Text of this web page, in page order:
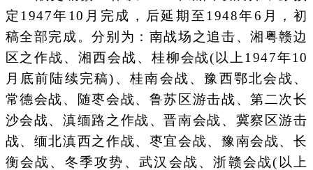
定1947年10月完成，后延期至1948年6月，初
稿全部完成。分别为：南战场之追击、湘粤赣边
区之作战、湘西会战、桂柳会战(以上1947年10
月底前陆续完稿)、桂南会战、豫西鄂北会战、
常德会战、随枣会战、鲁苏区游击战、第二次长
沙会战、滇缅路之作战、晋南会战、冀察区游击
战、缅北滇西之作战、枣宜会战、豫南会战、长
衡会战、冬季攻势、武汉会战、浙赣会战(以上